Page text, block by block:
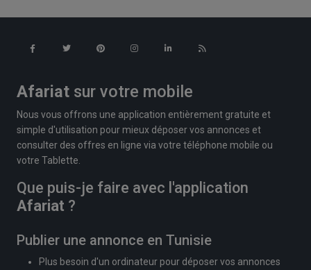
Afariat sur votre mobile
Nous vous offrons une application entièrement gratuite et
simple d'utilisation pour mieux déposer vos annonces et
consulter des offres en ligne via votre téléphone mobile ou
votre Tablette.
Que puis-je faire avec l'application
Afariat ?
Publier une annonce en Tunisie
Plus besoin d'un ordinateur pour déposer vos annonces